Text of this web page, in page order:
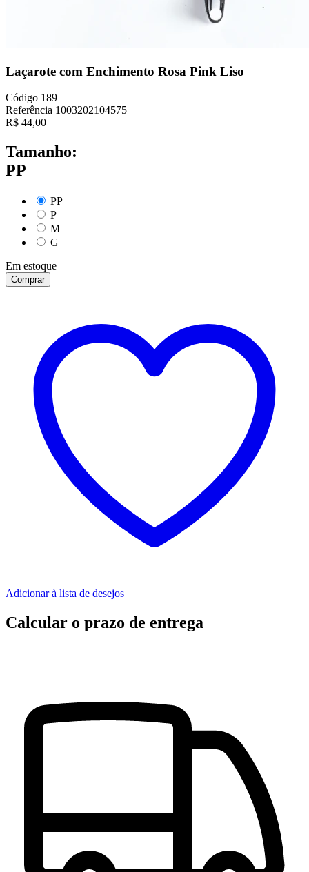
Laçarote com Enchimento Rosa Pink Liso
Código 189
Referência 1003202104575
R$ 44,00
Tamanho:
PP
PP
P
M
G
Em estoque
Comprar
Adicionar à lista de desejos
Calcular o prazo de entrega